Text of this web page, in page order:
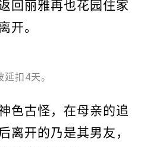
回丽雅再也花园住家
开。
扣4天。
色古怪，在母亲的追
离开的乃是其男友，